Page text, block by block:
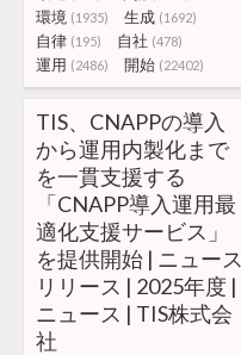
環境 (1935) 生成 (1692)
自律 (195) 自社 (478)
運用 (2486) 開始 (22402)
TIS、CNAPPの導入
から運用内製化まで
を一貫支援する
「CNAPP導入運用最
適化支援サービス」
を提供開始 | ニュース
リリース | 2025年度 |
ニュース | TIS株式会
社